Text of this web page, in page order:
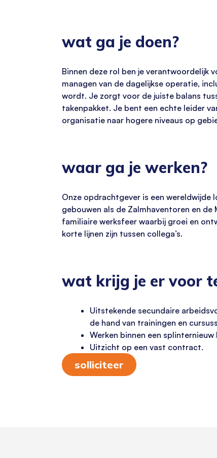
wat ga je doen?
Binnen deze rol ben je verantwoordelijk
managen van de dagelijkse operatie,
wordt. Je zorgt voor de juiste balans
takenpakket. Je bent een echte leider
organisatie naar hogere niveaus op
waar ga je werken?
Onze opdrachtgever is een wereldwijde
gebouwen als de Zalmhaventoren en
familiaire werksfeer waarbij groei en
korte lijnen zijn tussen collega’s.
wat krijg je er voor
Uitstekende secundaire
de hand van trainingen en
Werken binnen een
Uitzicht op een vast contract.
solliciteer